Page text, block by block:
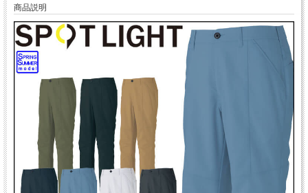
商品説明